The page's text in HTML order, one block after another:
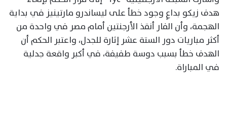
هدف زيكو بداعٍ وجود خطأ على ليساندرو مارتينيز في بداية
الهجمة، وأن الفار أنقذ الأرجنتين أمام مصر في واحدة من
أكثر مباريات دور الستة عشر إثارة للجدل، واعتبر الحكم أن
الهدف خطأ بسبب دوسة طفيفة، في أكبر واقعة جدلية
في المباراة.